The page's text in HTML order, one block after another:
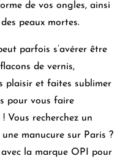
de vos ongles, ainsi
peaux mortes.
parfois s’avérer être
de vernis,
plaisir et faites sublimer
pour vous faire
Vous recherchez un
manucure sur Paris ?
avec la marque OPI pour